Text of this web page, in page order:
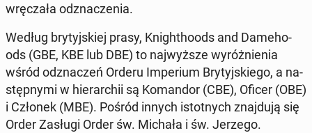
wrę­cza­ła od­zna­cze­nia.
Według bry­tyj­skiej prasy, Kni­gh­tho­ods and Da­me­ho­
ods (GBE, KBE lub DBE) to naj­wyż­sze wy­róż­nie­nia
wśród od­zna­czeń Orderu Im­pe­rium Bry­tyj­skie­go, a na­
stęp­ny­mi w hie­rar­chii są Ko­man­dor (CBE), Oficer (OBE)
i Członek (MBE). Pośród innych istot­nych znaj­du­ją się
Order Zasługi Order św. Michała i św. Jerzego.